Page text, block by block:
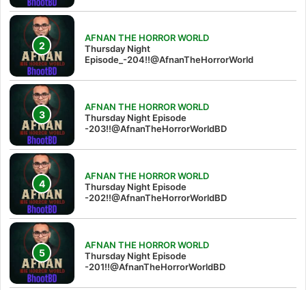
AFNAN THE HORROR WORLD
Thursday Night
Episode_-204!!@AfnanTheHorrorWorld
AFNAN THE HORROR WORLD
Thursday Night Episode
-203!!@AfnanTheHorrorWorldBD
AFNAN THE HORROR WORLD
Thursday Night Episode
-202!!@AfnanTheHorrorWorldBD
AFNAN THE HORROR WORLD
Thursday Night Episode
-201!!@AfnanTheHorrorWorldBD